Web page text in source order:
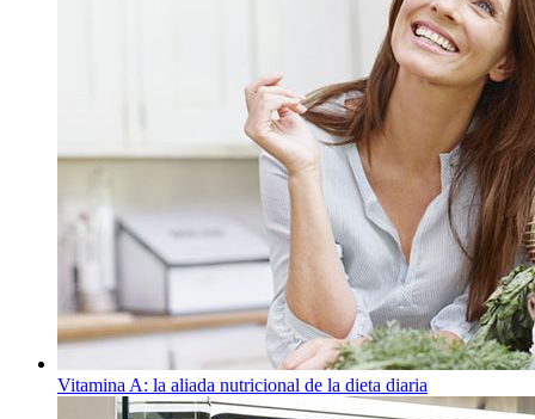
Vitamina A: la aliada nutricional de la dieta diaria